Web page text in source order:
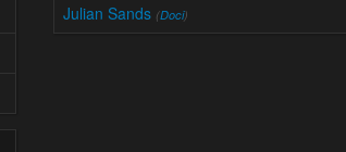
Julian Sands (Doci)